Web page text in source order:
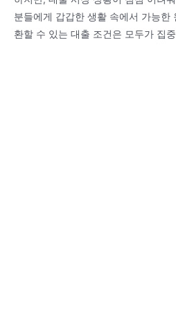
분들에게 갑갑한 생활 속에서 가능한
환할 수 있는 대출 조건은 모두가 집